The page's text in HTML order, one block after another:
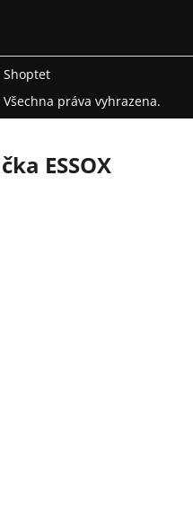
Shoptet
Všechna práva vyhrazena.
ESSOX